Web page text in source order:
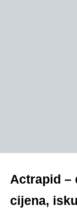
Actrapid –
cijena,